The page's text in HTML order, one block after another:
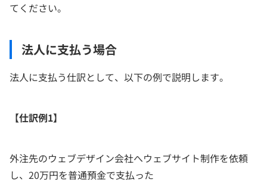
てください。
法人に支払う場合
法人に支払う仕訳として、以下の例で説明します。
【仕訳例1】
外注先のウェブデザイン会社へウェブサイト制作を依頼
し、20万円を普通預金で支払った